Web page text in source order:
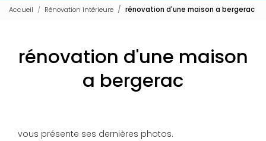
Accueil Rénovation intérieure rénovation d'une maison a bergerac
rénovation d'une maison
a bergerac
vous présente ses dernières photos.